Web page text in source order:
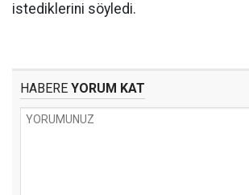
istediklerini söyledi.
HABERE YORUM KAT